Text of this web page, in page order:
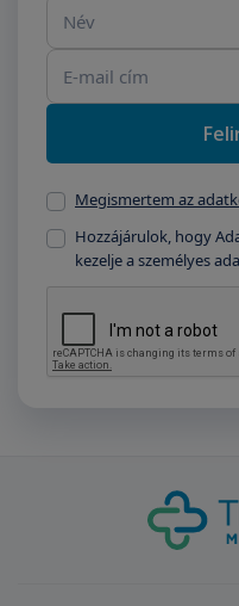
Megismertem az
Hozzájárulok, hogy
kezelje a személyes